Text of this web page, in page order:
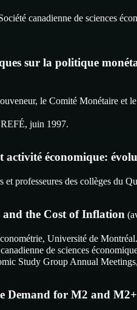
canadienne de sciences
sur la politique
le Comité Monétaire et
juin 1997.
économique:
et professeures des collèges
the Cost of Inflation
Université de
canadienne de sciences
Study Group Annual
Demand for M2 and